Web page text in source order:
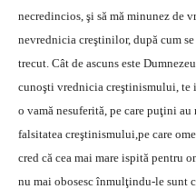
necredincios, şi să mă minunez de
nevrednicia creştinilor, după cum
trecut. Cât de ascuns este
cunoşti vrednicia creştinismului, te
o vamă nesuferită, pe care puţini au
falsitatea creştinismului,pe care
cred că cea mai mare ispită pentru
nu mai obosesc înmulţindu-le sunt